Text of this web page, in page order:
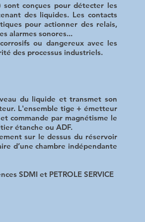
sont conçues pour détecter les
des liquides. Les contacts
pour actionner des relais,
alarmes sonores...
ou dangereux avec les
des processus industriels.
du liquide et transmet son
L'ensemble tige + émetteur
commande par magnétisme le
étanche ou ADF.
sur le dessus du réservoir
d’une chambre indépendante
SDMI et PETROLE SERVICE